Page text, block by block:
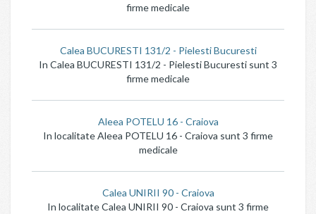
firme medicale
Calea BUCURESTI 131/2 - Pielesti Bucuresti
In Calea BUCURESTI 131/2 - Pielesti Bucuresti sunt 3
firme medicale
Aleea POTELU 16 - Craiova
In localitate Aleea POTELU 16 - Craiova sunt 3 firme
medicale
Calea UNIRII 90 - Craiova
In localitate Calea UNIRII 90 - Craiova sunt 3 firme